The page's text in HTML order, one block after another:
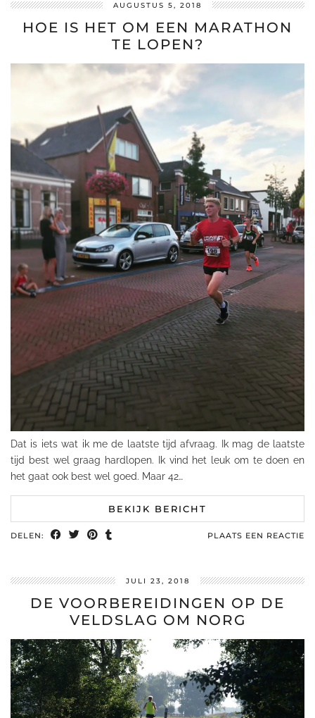
AUGUSTUS 5, 2018
HOE IS HET OM EEN MARATHON
TE LOPEN?
Dat is iets wat ik me de laatste tijd afvraag. Ik mag de laatste
tijd best wel graag hardlopen. Ik vind het leuk om te doen en
het gaat ook best wel goed. Maar 42…
BEKIJK BERICHT
DELEN: PLAATS EEN REACTIE
JULI 23, 2018
DE VOORBEREIDINGEN OP DE
VELDSLAG OM NORG